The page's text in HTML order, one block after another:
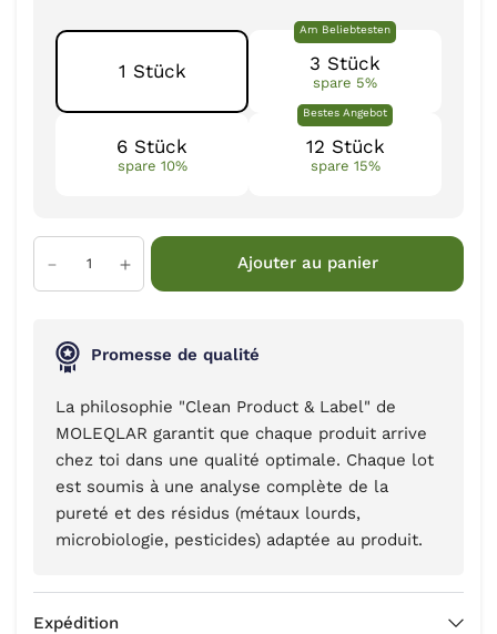
1 Stück 3 Stück
spare 5%
Am Beliebtesten
6 Stück
spare 10%
12 Stück
spare 15%
Bestes Angebot
Ajouter au panier
Promesse de qualité
La philosophie "Clean Product & Label" de
MOLEQLAR garantit que chaque produit arrive
chez toi dans une qualité optimale. Chaque lot
est soumis à une analyse complète de la
pureté et des résidus (métaux lourds,
microbiologie, pesticides) adaptée au produit.
Expédition